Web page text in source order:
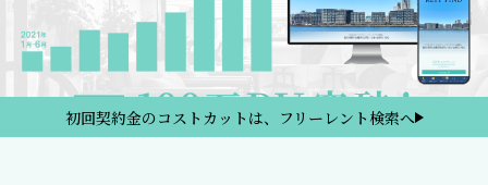
初回契約金のコストカットは、フリーレント検索へ